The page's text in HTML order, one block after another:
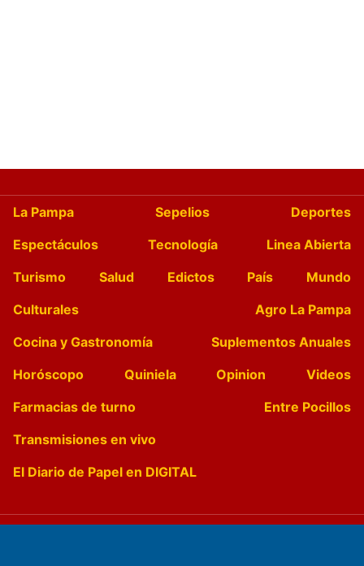
La Pampa Sepelios
Deportes
Espectáculos
Tecnología
Linea Abierta
Turismo
Salud Edictos País
Mundo
Culturales
Agro La Pampa
Cocina y Gastronomía
Suplementos Anuales
Horóscopo
Quiniela Opinion
Videos
Farmacias de turno
Entre Pocillos
Transmisiones en vivo
El Diario de Papel en DIGITAL